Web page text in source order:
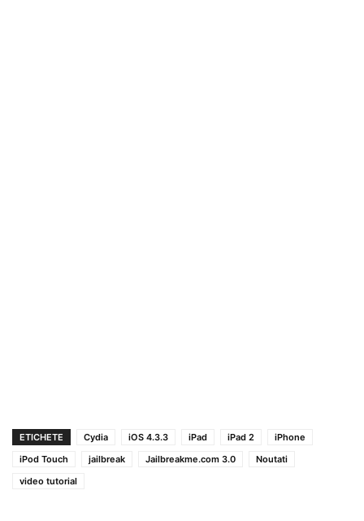
ETICHETE Cydia iOS 4.3.3 iPad iPad 2
iPhone
iPod Touch
jailbreak Jailbreakme.com 3.0
Noutati
video tutorial